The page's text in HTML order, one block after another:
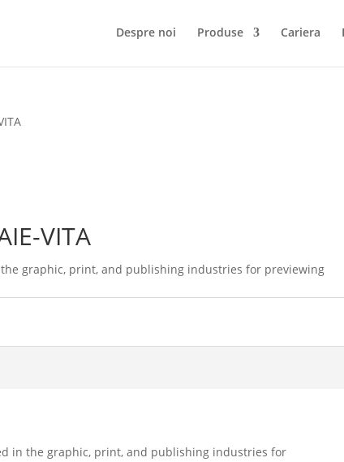
Despre noi Produse Cariera
VITA
graphic, print, and publishing industries for previewing
in the graphic, print, and publishing industries for